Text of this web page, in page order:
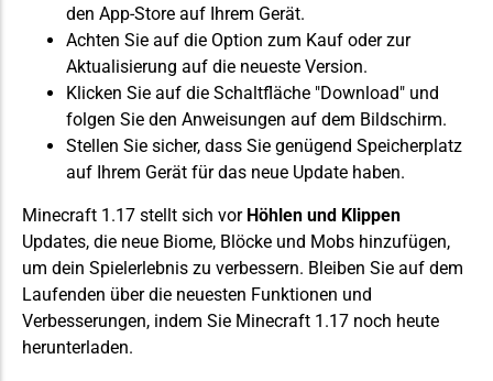
den App-Store auf Ihrem Gerät.
Achten Sie auf die Option zum Kauf oder zur
Aktualisierung auf die neueste Version.
Klicken Sie auf die Schaltfläche "Download" und
folgen Sie den Anweisungen auf dem Bildschirm.
Stellen Sie sicher, dass Sie genügend Speicherplatz
auf Ihrem Gerät für das neue Update haben.
Minecraft 1.17 stellt sich vor Höhlen und Klippen
Updates, die neue Biome, Blöcke und Mobs hinzufügen,
um dein Spielerlebnis zu verbessern. Bleiben Sie auf dem
Laufenden über die neuesten Funktionen und
Verbesserungen, indem Sie Minecraft 1.17 noch heute
herunterladen.